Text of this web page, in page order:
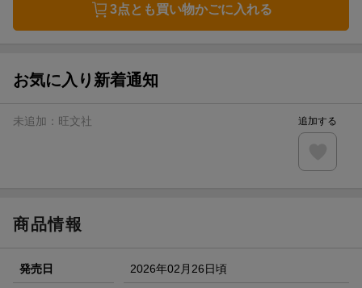
3点とも買い物かごに入れる
お気に入り新着通知
未追加： 旺文社 追加する
商品情報
発売日 2026年02月26日頃